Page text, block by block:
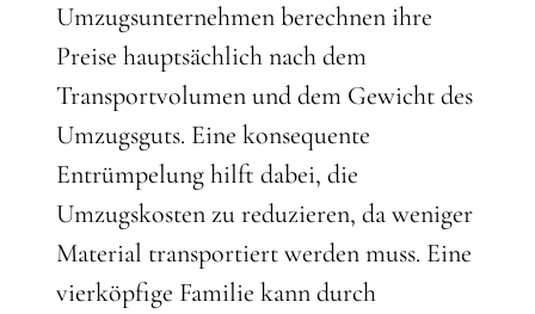
Umzugsunternehmen berechnen ihre
Preise hauptsächlich nach dem
Transportvolumen und dem Gewicht des
Umzugsguts. Eine konsequente
Entrümpelung hilft dabei, die
Umzugskosten zu reduzieren, da weniger
Material transportiert werden muss. Eine
vierköpfige Familie kann durch